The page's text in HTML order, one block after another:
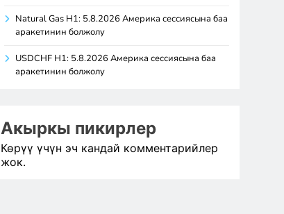
Natural Gas H1: 5.8.2026 Америка сессиясына баа
аракетинин болжолу
USDCHF H1: 5.8.2026 Америка сессиясына баа
аракетинин болжолу
Акыркы пикирлер
Көрүү үчүн эч кандай комментарийлер
жок.